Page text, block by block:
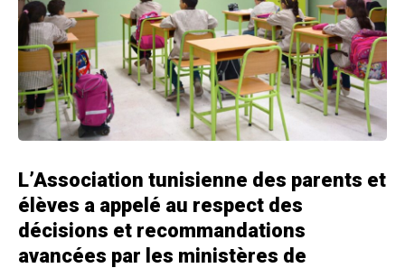
L’Association tunisienne des parents et
élèves a appelé au respect des
décisions et recommandations
avancées par les ministères de